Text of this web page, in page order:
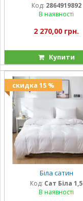
Код: 2864919892
В наявності
2 270,00 грн.
Купити
скидка 15 %
Біла сатин
Код: Сат Біла 1,5
В наявності